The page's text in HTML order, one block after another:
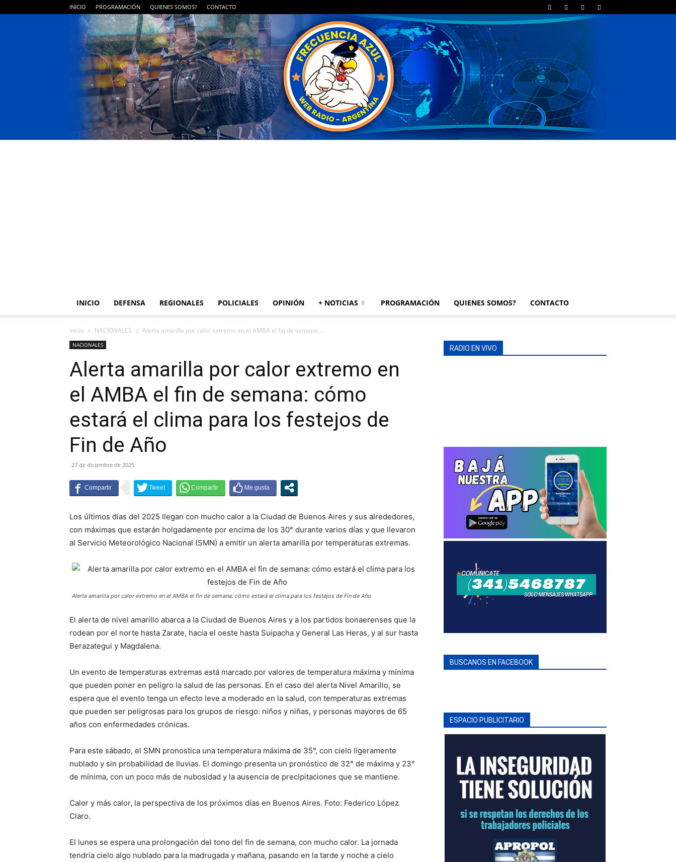
INICIO PROGRAMACIÓN QUIENES SOMOS? CONTACTO
INICIO DEFENSA REGIONALES POLICIALES OPINIÓN + NOTICIAS PROGRAMACIÓN QUIENES SOMOS? CONTACTO
Inicio NACIONALES Alerta amarilla por calor extremo en el AMBA el fin de semana:...
NACIONALES
Alerta amarilla por calor extremo en
el AMBA el fin de semana: cómo
estará el clima para los festejos de
Fin de Año
27 de diciembre de 2025
Los últimos días del 2025 llegan con mucho calor a la Ciudad de Buenos Aires y sus alrededores,
con máximas que estarán holgadamente por encima de los 30° durante varios días y que llevaron
al Servicio Meteorológico Nacional (SMN) a emitir un alerta amarilla por temperaturas extremas.
Alerta amarilla por calor extremo en el AMBA el fin de semana: cómo estará el clima para los festejos de Fin de Año
El alerta de nivel amarillo abarca a la Ciudad de Buenos Aires y a los partidos bonaerenses que la
rodean por el norte hasta Zarate, hacia el oeste hasta Suipacha y General Las Heras, y al sur hasta
Berazategui y Magdalena.
Un evento de temperaturas extremas está marcado por valores de temperatura máxima y mínima
que pueden poner en peligro la salud de las personas. En el caso del alerta Nivel Amarillo, se
espera que el evento tenga un efecto leve a moderado en la salud, con temperaturas extremas
que pueden ser peligrosas para los grupos de riesgo: niños y niñas, y personas mayores de 65
años con enfermedades crónicas.
Para este sábado, el SMN pronostica una temperatura máxima de 35°, con cielo ligeramente
nublado y sin probabilidad de lluvias. El domingo presenta un pronóstico de 32° de máxima y 23°
de mínima, con un poco más de nubosidad y la ausencia de precipitaciones que se mantiene.
Calor y más calor, la perspectiva de los próximos días en Buenos Aires. Foto: Federico López
Claro.
El lunes se espera una prolongación del tono del fin de semana, con mucho calor. La jornada
tendría cielo algo nublado para la madrugada y mañana, pasando en la tarde y noche a cielo
RADIO EN VIVO
BUSCANOS EN FACEBOOK
ESPACIO PUBLICITARIO